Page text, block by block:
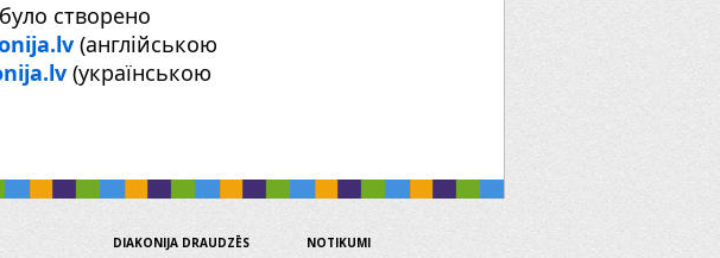
створено
(англійською
(українською
DIAKONIJA DRAUDZĒS
NOTIKUMI